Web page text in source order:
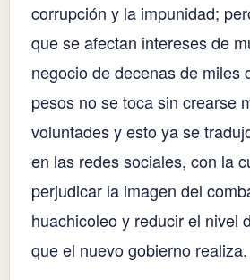
corrupción y la impunidad;
que se afectan intereses de
negocio de decenas de miles
pesos no se toca sin crearse
voluntades y esto ya se
en las redes sociales, con la
perjudicar la imagen del
huachicoleo y reducir el nivel
que el nuevo gobierno realiza.